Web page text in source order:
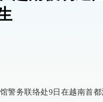
警务联络处9日在越南首